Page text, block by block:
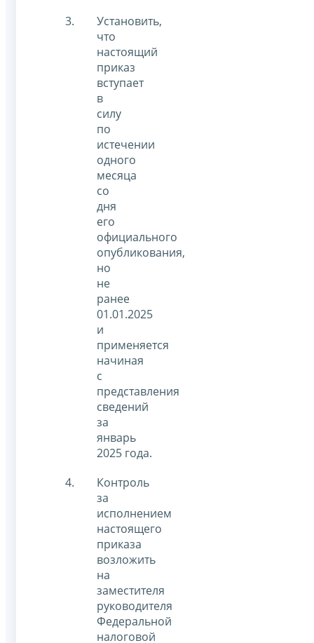
Установить,
что
настоящий
приказ
вступает
в
силу
по
истечении
одного
месяца
со
дня
его
официального
опубликования,
но
не
ранее
01.01.2025
и
применяется
начиная
с
представления
сведений
за
январь
2025 года.
Контроль
за
исполнением
настоящего
приказа
возложить
на
заместителя
руководителя
Федеральной
налоговой